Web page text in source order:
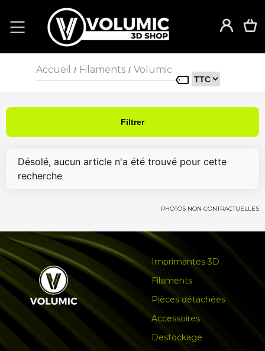
Accueil / Filaments / Volumic
Filtrer
Désolé, aucun article n'a été trouvé pour cette
recherche
PHOTOS NON CONTRACTUELLES
Imprimantes 3D
Filaments
Pièces détachées
Accessoires
Destockage